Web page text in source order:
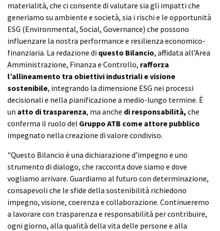
materialità, che ci consente di valutare sia gli impatti che
generiamo su ambiente e società, sia i rischi e le opportunità
ESG (Environmental, Social, Governance) che possono
influenzare la nostra performance e resilienza economico-
finanziaria. La redazione di questo Bilancio, affidata all’Area
Amministrazione, Finanza e Controllo, rafforza
l’allineamento tra obiettivi industriali e visione
sostenibile, integrando la dimensione ESG nei processi
decisionali e nella pianificazione a medio-lungo termine. È
un atto di trasparenza, ma anche di responsabilità, che
conferma il ruolo del Gruppo ATB come attore pubblico
impegnato nella creazione di valore condiviso.
"Questo Bilancio è una dichiarazione d’impegno e uno
strumento di dialogo, che racconta dove siamo e dove
vogliamo arrivare. Guardiamo al futuro con determinazione,
consapevoli che le sfide della sostenibilità richiedono
impegno, visione, coerenza e collaborazione. Continueremo
a lavorare con trasparenza e responsabilità per contribuire,
ogni giorno, alla qualità della vita delle persone e alla